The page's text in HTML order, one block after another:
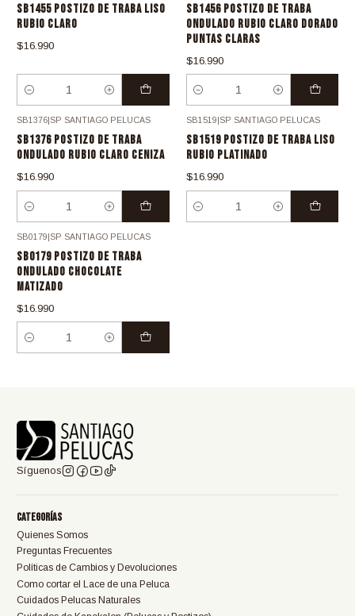
SB1455 POSTIZO DE TRABA LISO
RUBIO CLARO
$16.990
Cantidad
SB1456 POSTIZO DE TRABA
ONDULADO RUBIO CLARO DORADO
PUNTAS CLARAS
$16.990
Cantidad
SB1376 SP SANTIAGO PELUCAS
SB1376 POSTIZO DE TRABA
ONDULADO RUBIO CLARO CENIZA
$16.990
Cantidad
SB1519 SP SANTIAGO PELUCAS
SB1519 POSTIZO DE TRABA LISO
RUBIO PLATINADO
$16.990
Cantidad
SB0179|SP SANTIAGO PELUCAS
SB0179 POSTIZO DE TRABA
ONDULADO CHOCOLATE
MATIZADO
$16.990
Cantidad
Síguenos
Categorías
Quienes Somos
Preguntas Frecuentes
Políticas de Cambios y Devoluciones
Como cortar el Lace de una Peluca
Cuidados Pelucas Naturales